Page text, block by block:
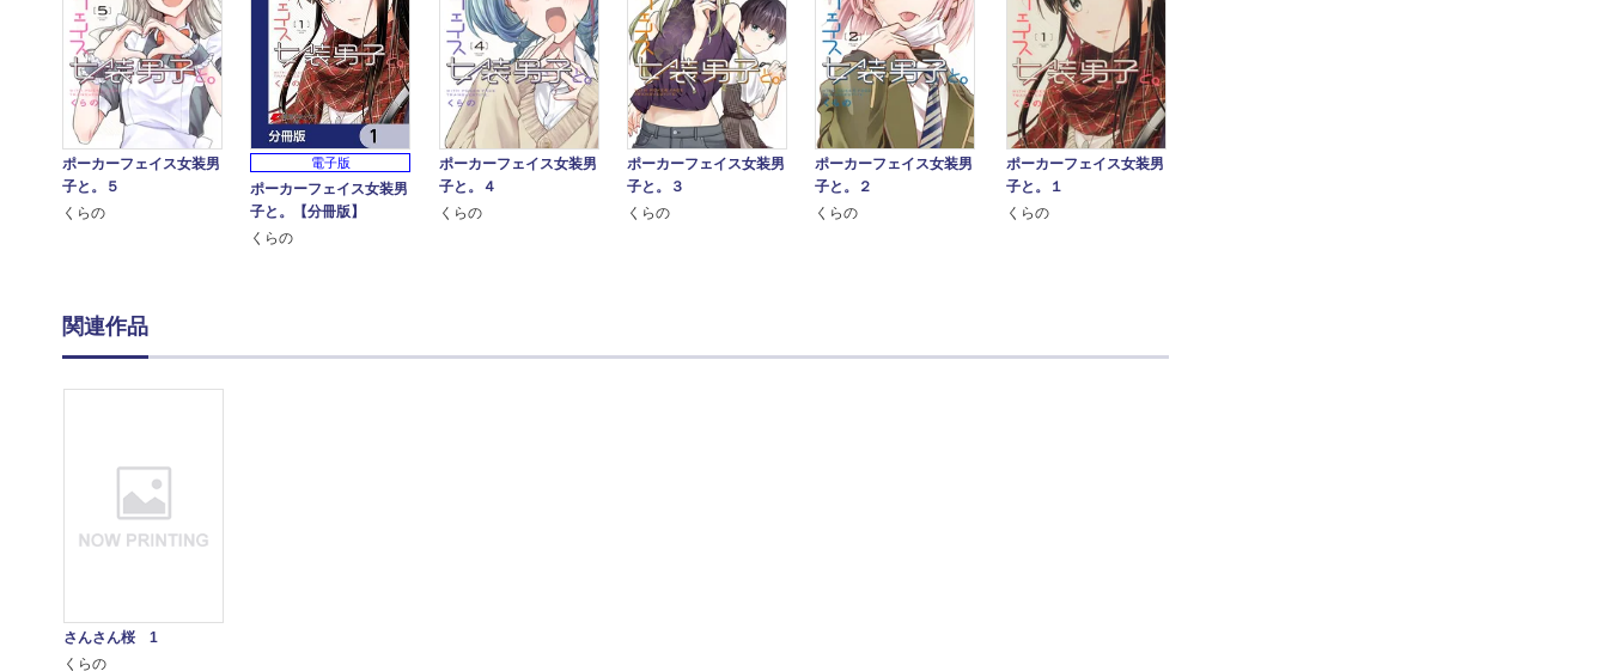
ポーカーフェイス女装男
子と。５
くらの
電子版
ポーカーフェイス女装男
子と。【分冊版】
くらの
ポーカーフェイス女装男
子と。４
くらの
ポーカーフェイス女装男
子と。３
くらの
ポーカーフェイス女装男
子と。２
くらの
ポーカーフェイス女装男
子と。１
くらの
関連作品
さんさん桜 1
くらの